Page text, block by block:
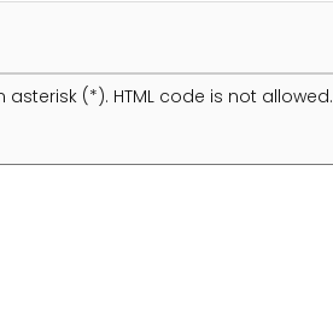
(*). HTML code is not allowed.